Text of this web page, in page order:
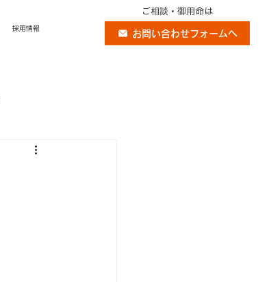
採用情報
ご相談・御用命は
お問い合わせフォームへ